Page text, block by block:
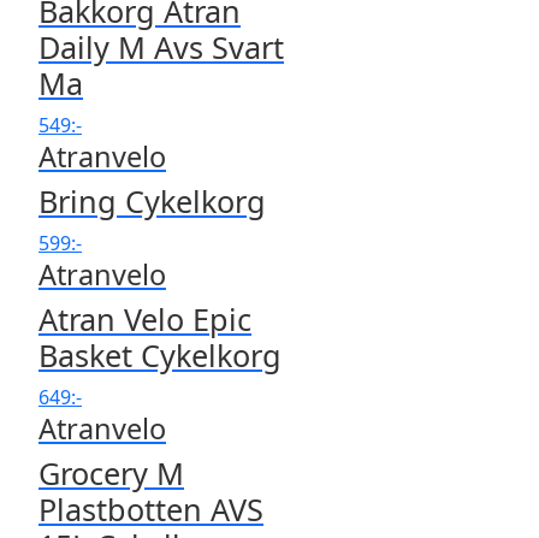
Bakkorg Atran
Daily M Avs Svart
Ma
549:-
Atranvelo
Bring Cykelkorg
599:-
Atranvelo
Atran Velo Epic
Basket Cykelkorg
649:-
Atranvelo
Grocery M
Plastbotten AVS